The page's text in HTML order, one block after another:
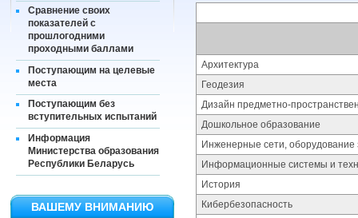
Сравнение своих
показателей с
прошлогодними
проходными баллами
Поступающим на целевые
места
Поступающим без
вступительных испытаний
Информация
Министерства образования
Республики Беларусь
ВАШЕМУ ВНИМАНИЮ
Архитектура
Геодезия
Дизайн предметно-
Дошкольное образование
Инженерные сети, оборудование
Информационные системы и
История
Кибербезопасность